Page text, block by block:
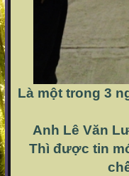
Là một trong 3
Anh Lê Văn
Thì được tin